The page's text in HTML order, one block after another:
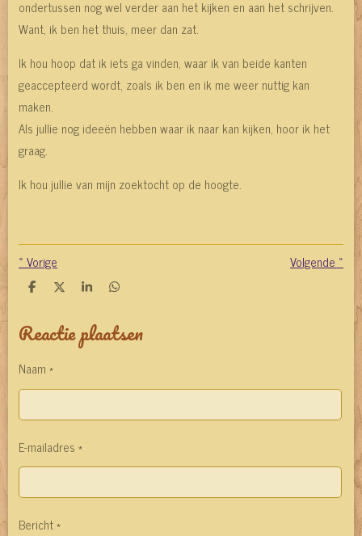
ondertussen nog wel verder aan het kijken en aan het schrijven.
Want, ik ben het thuis, meer dan zat.
Ik hou hoop dat ik iets ga vinden, waar ik van beide kanten
geaccepteerd wordt, zoals ik ben en ik me weer nuttig kan
maken.
Als jullie nog ideeën hebben waar ik naar kan kijken, hoor ik het
graag.
Ik hou jullie van mijn zoektocht op de hoogte.
« Vorige Volgende »
D
e
n
D
l
S
e
D
e
n
Reactie plaatsen
Naam *
E-mailadres *
Bericht *